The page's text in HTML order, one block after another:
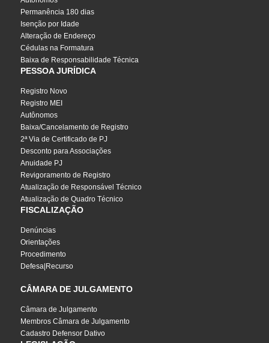
Permanência 180 dias
Isenção por Idade
Alteração de Endereço
Cédulas na Formatura
Baixa de Responsabilidade Técnica
PESSOA JURÍDICA
Registro Novo
Registro MEI
Autônomos
Baixa/Cancelamento de Registro
2ª Via de Certificado de PJ
Desconto para Associações
Anuidade PJ
Revigoramento de Registro
Atualização de Responsável Técnico
Atualização de Quadro Técnico
FISCALIZAÇÃO
Denúncias
Orientações
Procedimento
Defesa|Recurso
CÂMARA DE JULGAMENTO
Câmara de Julgamento
Membros Câmara de Julgamento
Cadastro Defensor Dativo